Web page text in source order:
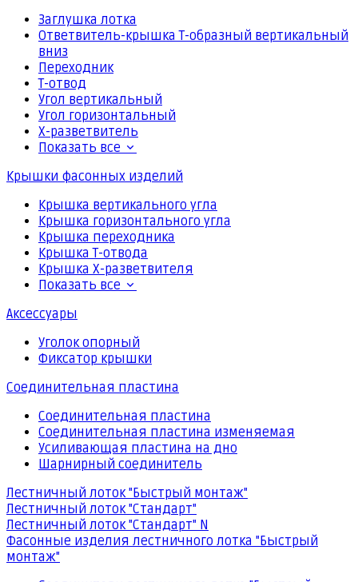
Заглушка лотка
Ответвитель-крышка Т-образный вертикальный
вниз
Переходник
Т-отвод
Угол вертикальный
Угол горизонтальный
Х-разветвитель
Показать все
Крышки фасонных изделий
Крышка вертикального угла
Крышка горизонтального угла
Крышка переходника
Крышка Т-отвода
Крышка Х-разветвителя
Показать все
Аксессуары
Уголок опорный
Фиксатор крышки
Соединительная пластина
Соединительная пластина
Соединительная пластина изменяемая
Усиливающая пластина на дно
Шарнирный соединитель
Лестничный лоток "Быстрый монтаж"
Лестничный лоток "Стандарт"
Лестничный лоток "Стандарт" N
Фасонные изделия лестничного лотка "Быстрый
монтаж"